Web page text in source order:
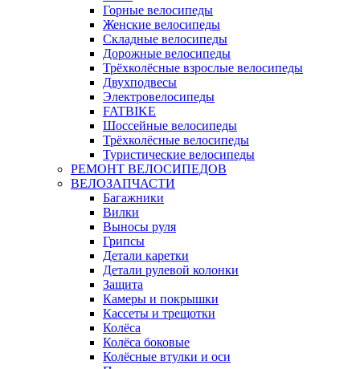
Горные велосипеды
Женские велосипеды
Складные велосипеды
Дорожные велосипеды
Трёхколёсные взрослые велосипеды
Двухподвесы
Электровелосипеды
FATBIKE
Шоссейные велосипеды
Трёхколёсные велосипеды
Туристические велосипеды
РЕМОНТ ВЕЛОСИПЕДОВ
ВЕЛОЗАПЧАСТИ
Багажники
Вилки
Выносы руля
Грипсы
Детали каретки
Детали рулевой колонки
Защита
Камеры и покрышки
Кассеты и трещотки
Колёса
Колёса боковые
Колёсные втулки и оси